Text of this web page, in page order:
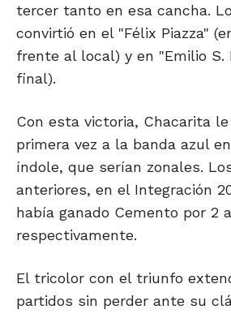
tercer tanto en esa cancha.
convirtió en el "Félix Piazza"
frente al local) y en "Emilio S.
final).
Con esta victoria, Chacarita
primera vez a la banda azul
índole, que serían zonales.
anteriores, en el Integración
había ganado Cemento por 2
respectivamente.
El tricolor con el triunfo
partidos sin perder ante su